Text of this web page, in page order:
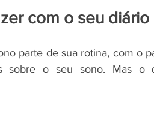
com o seu diário
parte de sua rotina, com o
sobre o seu sono. Mas o